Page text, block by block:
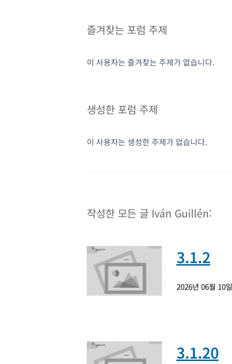
즐겨찾는 포럼 주제
이 사용자는 즐겨찾는 주제가 없습니다.
생성한 포럼 주제
이 사용자는 생성한 주제가 없습니다.
작성한 모든 글 Iván Guillén:
3.1.2
2026년 06월 10일
3.1.20